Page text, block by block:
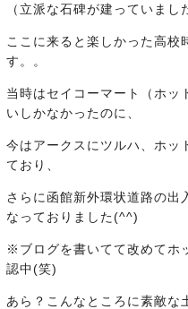
（立派な石碑が建っていまし
ここに来ると楽しかった高校
す。。
当時はセイコーマート（ホッ
いしかなかったのに、
今はアークスにツルハ、ホッ
ており、
さらに函館新外環状道路の出
なっておりました(^^)
※ブログを書いてて改めてホ
認中(笑)
あら？こんなところに素敵な